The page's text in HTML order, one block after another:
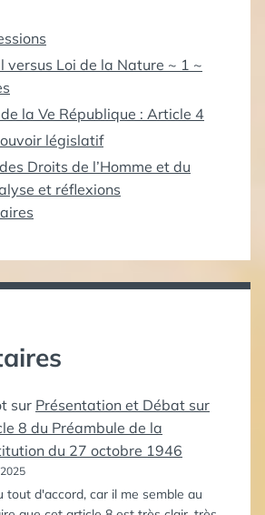
versus Loi de la Nature ~ 1 ~
la Ve République : Article 4
législatif
Droits de l’Homme et du
et réflexions
sur Présentation et Débat sur
8 du Préambule de la
du 27 octobre 1946
tout d'accord, car il me semble au